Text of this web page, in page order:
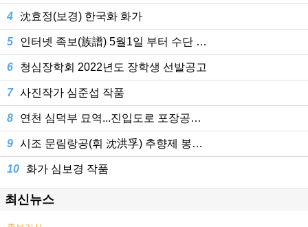
4 沈효정(보경) 한국화 화가
5 인터넷 족보(族譜) 5월1일 부터 수단 …
6 청심장학회 2022년도 장학생 선발공고
7 사진작가 심준섭 작품
8 연천 심덕부 묘역...진입도로 포장공…
9 시조 문림랑공(휘 沈洪孚) 추향제 봉…
10 화가 심보경 작품
최신뉴스